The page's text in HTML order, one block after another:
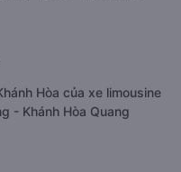
Hòa của xe limousine
- Khánh Hòa Quang